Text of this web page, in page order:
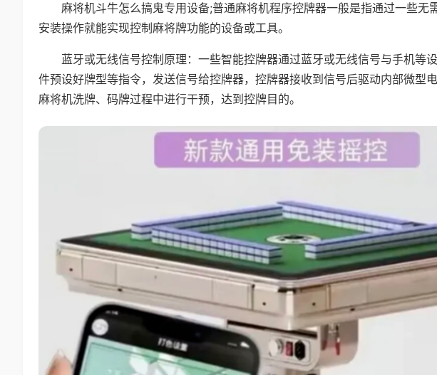
麻将机斗牛怎么搞鬼专用设备;普通麻将机程序控牌器一般是指通过一些无
安装操作就能实现控制麻将牌功能的设备或工具。
蓝牙或无线信号控制原理：一些智能控牌器通过蓝牙或无线信号与手机等
件预设好牌型等指令，发送信号给控牌器，控牌器接收到信号后驱动内部微型
麻将机洗牌、码牌过程中进行干预，达到控牌目的。